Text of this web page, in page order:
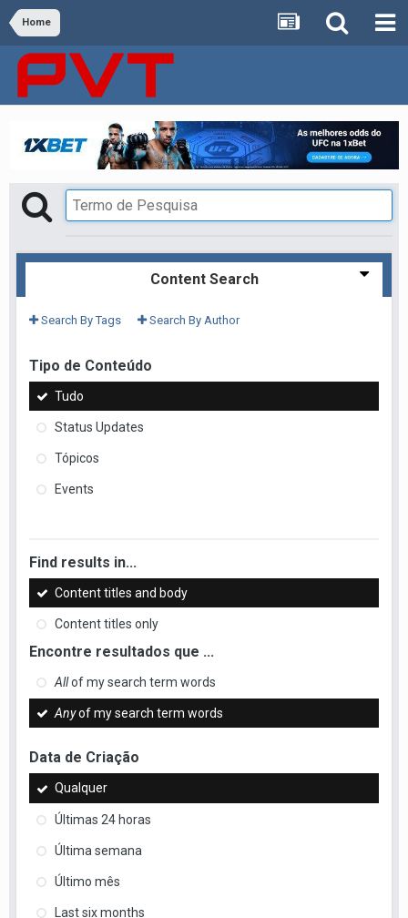
Home
Content Search
Search By Tags Search By Author
Tipo de Conteúdo
Tudo
Status Updates
Tópicos
Events
Find results in...
Content titles and body
Content titles only
Encontre resultados que ...
Allof my search term words
Anyof my search term words
Data de Criação
Qualquer
Últimas 24 horas
Última semana
Último mês
Last six months